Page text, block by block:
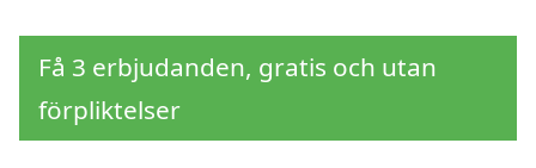
Få 3 erbjudanden, gratis och utan
förpliktelser